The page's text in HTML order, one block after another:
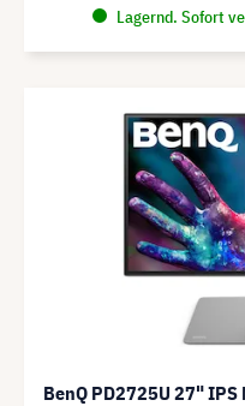
Lagernd. Sofort
BenQ PD2725U 27"